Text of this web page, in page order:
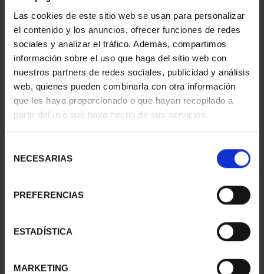
Las cookies de este sitio web se usan para personalizar
el contenido y los anuncios, ofrecer funciones de redes
sociales y analizar el tráfico. Además, compartimos
información sobre el uso que haga del sitio web con
nuestros partners de redes sociales, publicidad y análisis
web, quienes pueden combinarla con otra información
que les haya proporcionado o que hayan recopilado a
partir del uso que haya hecho de sus servicios.
NECESARIAS
PREFERENCIAS
ESTADÍSTICA
MARKETING
800 AÑOS CATEDRAL
BURGOS (2021) 8
140,00 €